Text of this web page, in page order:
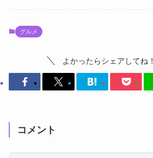
グルメ
よかったらシェアしてね！
コメント